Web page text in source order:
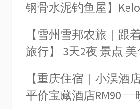
钢骨水泥钓鱼屋】
【雪州雪邦农旅｜跟
旅行】 3天2夜 景点
【重庆住宿｜小淏酒
平价宝藏酒店RM90